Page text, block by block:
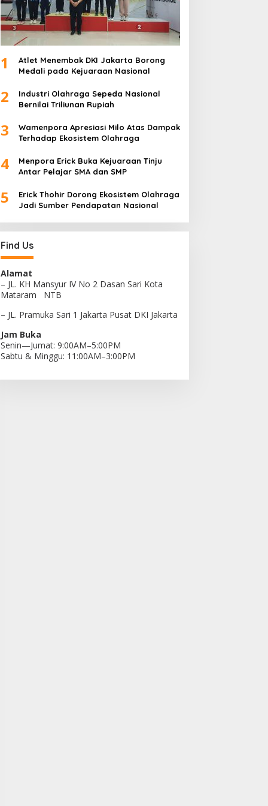
1
Atlet Menembak DKI Jakarta Borong
Medali pada Kejuaraan Nasional
2
Industri Olahraga Sepeda Nasional
Bernilai Triliunan Rupiah
3
Wamenpora Apresiasi Milo Atas Dampak
Terhadap Ekosistem Olahraga
4
Menpora Erick Buka Kejuaraan Tinju
Antar Pelajar SMA dan SMP
5
Erick Thohir Dorong Ekosistem Olahraga
Jadi Sumber Pendapatan Nasional
Find Us
Alamat
– JL. KH Mansyur IV No 2 Dasan Sari Kota
Mataram NTB
– JL. Pramuka Sari 1 Jakarta Pusat DKI Jakarta
Jam Buka
Senin—Jumat: 9:00AM–5:00PM
Sabtu & Minggu: 11:00AM–3:00PM